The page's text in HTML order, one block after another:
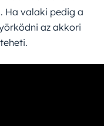
Ha valaki pedig a
az akkori